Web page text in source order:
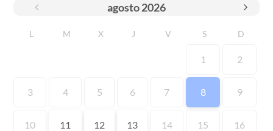
agosto2026
L M X J V S D
1 2
3 4 5 6 7 8 9
10 11 12 13 14 15 16